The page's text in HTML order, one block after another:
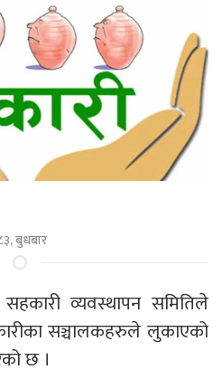
बुधबार
व्यवस्थापन समितिले
सञ्चालकहरुले लुकाएको
छ ।